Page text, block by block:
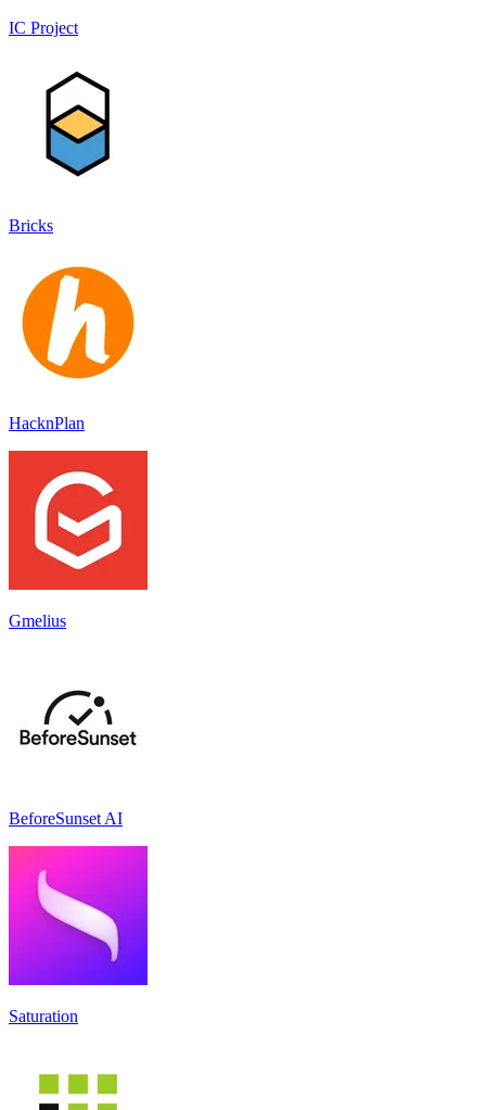
IC Project
Bricks
HacknPlan
Gmelius
BeforeSunset AI
Saturation